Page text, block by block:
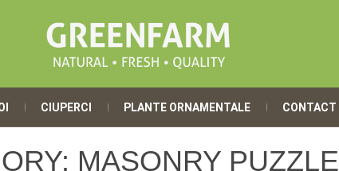
CIUPERCI PLANTE ORNAMENTALE CONTACT
MASONRY PUZZLE